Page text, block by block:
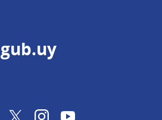
gub.uy
FacebookTwitterInstagramYouTube